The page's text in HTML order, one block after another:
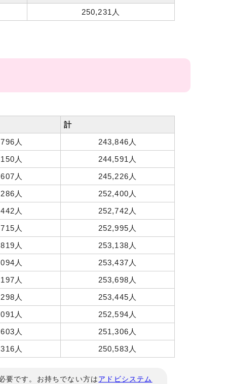
250,231人
計
人
243,846人
人
244,591人
人
245,226人
人
252,400人
人
252,742人
人
252,995人
人
253,138人
人
253,437人
人
253,698人
人
253,445人
人
252,594人
人
251,306人
人 250,583人
要です。お持ちでない方はアドビシステム